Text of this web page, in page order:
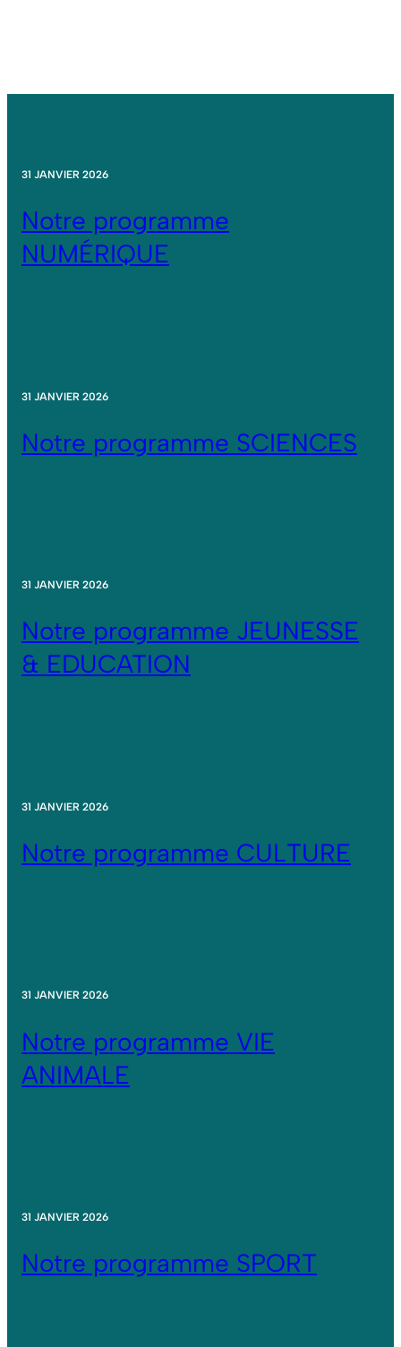
31 JANVIER 2026
Notre programme
NUMÉRIQUE
31 JANVIER 2026
Notre programme SCIENCES
31 JANVIER 2026
Notre programme JEUNESSE
& EDUCATION
31 JANVIER 2026
Notre programme CULTURE
31 JANVIER 2026
Notre programme VIE
ANIMALE
31 JANVIER 2026
Notre programme SPORT